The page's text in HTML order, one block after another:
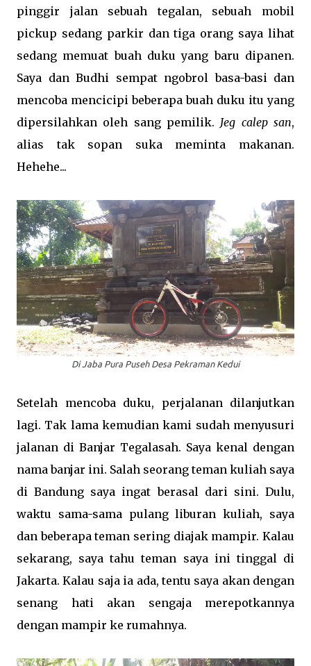
pinggir jalan sebuah tegalan, sebuah mobil
pickup sedang parkir dan tiga orang saya lihat
sedang memuat buah duku yang baru dipanen.
Saya dan Budhi sempat ngobrol basa-basi dan
mencoba mencicipi beberapa buah duku itu yang
dipersilahkan oleh sang pemilik. Jeg calep san,
alias tak sopan suka meminta makanan.
Hehehe...
Di Jaba Pura Puseh Desa Pekraman Kedui
Setelah mencoba duku, perjalanan dilanjutkan
lagi. Tak lama kemudian kami sudah menyusuri
jalanan di Banjar Tegalasah. Saya kenal dengan
nama banjar ini. Salah seorang teman kuliah saya
di Bandung saya ingat berasal dari sini. Dulu,
waktu sama-sama pulang liburan kuliah, saya
dan beberapa teman sering diajak mampir. Kalau
sekarang, saya tahu teman saya ini tinggal di
Jakarta. Kalau saja ia ada, tentu saya akan dengan
senang hati akan sengaja merepotkannya
dengan mampir ke rumahnya.